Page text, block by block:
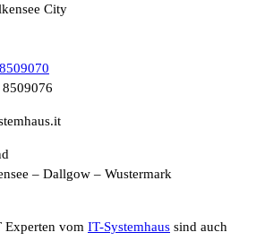
City
– Dallgow – Wustermark
Experten vom IT-Systemhaus sind auch